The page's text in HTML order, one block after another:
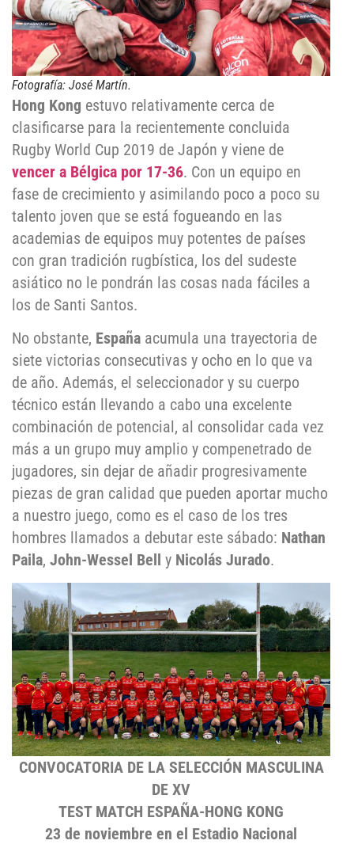
Fotografía: José Martín.
Hong Kong estuvo relativamente cerca de
clasificarse para la recientemente concluida
Rugby World Cup 2019 de Japón y viene de
vencer a Bélgica por 17-36. Con un equipo en
fase de crecimiento y asimilando poco a poco su
talento joven que se está fogueando en las
academias de equipos muy potentes de países
con gran tradición rugbística, los del sudeste
asiático no le pondrán las cosas nada fáciles a
los de Santi Santos.
No obstante, España acumula una trayectoria de
siete victorias consecutivas y ocho en lo que va
de año. Además, el seleccionador y su cuerpo
técnico están llevando a cabo una excelente
combinación de potencial, al consolidar cada vez
más a un grupo muy amplio y compenetrado de
jugadores, sin dejar de añadir progresivamente
piezas de gran calidad que pueden aportar mucho
a nuestro juego, como es el caso de los tres
hombres llamados a debutar este sábado: Nathan
Paila, John-Wessel Bell y Nicolás Jurado.
CONVOCATORIA DE LA SELECCIÓN MASCULINA
DE XV
TEST MATCH ESPAÑA-HONG KONG
23 de noviembre en el Estadio Nacional